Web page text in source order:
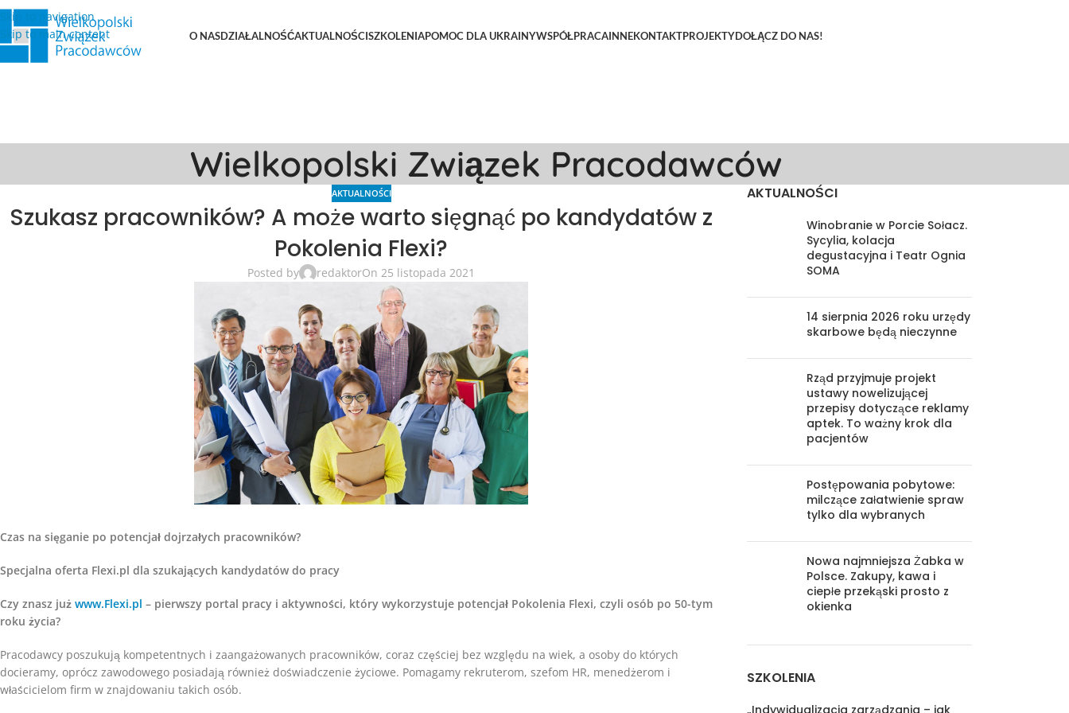
Skip to navigation
Skip to main content
O NASDZIAŁALNOŚĆAKTUALNOŚCISZKOLENIAPOMOC DLA UKRAINYWSPÓŁPRACAINNEKONTAKTPROJEKTYDOŁĄCZ DO NAS!
Wielkopolski Związek Pracodawców
AKTUALNOŚCI
Szukasz pracowników? A może warto sięgnąć po kandydatów z
Pokolenia Flexi?
Posted by redaktorOn 25 listopada 2021
Czas na sięganie po potencjał dojrzałych pracowników?
Specjalna oferta Flexi.pl dla szukających kandydatów do pracy
Czy znasz już www.Flexi.pl – pierwszy portal pracy i aktywności, który wykorzystuje potencjał Pokolenia Flexi, czyli osób po 50-tym
roku życia?
Pracodawcy poszukują kompetentnych i zaangażowanych pracowników, coraz częściej bez względu na wiek, a osoby do których
docieramy, oprócz zawodowego posiadają również doświadczenie życiowe. Pomagamy rekruterom, szefom HR, menedżerom i
właścicielom firm w znajdowaniu takich osób.
AKTUALNOŚCI
Winobranie w Porcie Sołacz.
Sycylia, kolacja
degustacyjna i Teatr Ognia
SOMA
14 sierpnia 2026 roku urzędy
skarbowe będą nieczynne
Rząd przyjmuje projekt
ustawy nowelizującej
przepisy dotyczące reklamy
aptek. To ważny krok dla
pacjentów
Postępowania pobytowe:
milczące załatwienie spraw
tylko dla wybranych
Nowa najmniejsza Żabka w
Polsce. Zakupy, kawa i
ciepłe przekąski prosto z
okienka
SZKOLENIA
„Indywidualizacja zarządzania – jak